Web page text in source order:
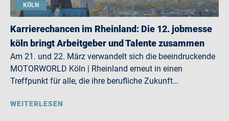
KÖLN
Karrierechancen im Rheinland: Die 12. jobmesse
köln bringt Arbeitgeber und Talente zusammen
Am 21. und 22. März verwandelt sich die beeindruckende
MOTORWORLD Köln | Rheinland erneut in einen
Treffpunkt für alle, die ihre berufliche Zukunft…
WEITERLESEN